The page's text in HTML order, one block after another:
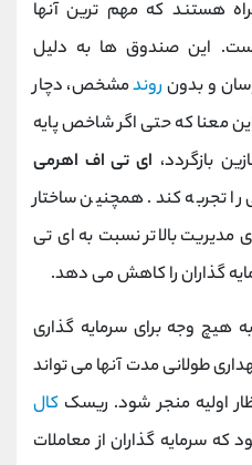
هستند که مهم‌ ترین آنها
این صندوق‌ ها به دلیل
و بدون روندمشخص، دچار
معنا که حتی اگر شاخص پایه
بازگردد، ای ‌تی ‌اف اهرمی
تجربه کند. همچنین ساختار
مدیریت بالاتر نسبت به ای ‌تی
‌گذاران را کاهش می ‌دهد.
هیچ وجه برای سرمایه‌ گذاری
طولانی ‌مدت آنها می ‌تواند
اولیه منجر شود. ریسک کال
که سرمایه ‌گذاران از معاملات